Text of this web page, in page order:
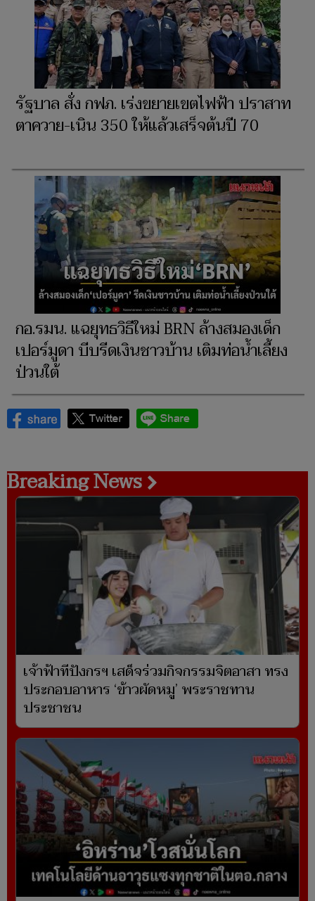
รัฐบาล สั่ง กฟภ. เร่งขยายเขตไฟฟ้า ปราสาท
ตาควาย-เนิน 350 ให้แล้วเสร็จต้นปี 70
กอ.รมน. แฉยุทธวิธีใหม่ BRN ล้างสมองเด็ก
เปอร์มูดา บีบรีดเงินชาวบ้าน เติมท่อน้ำเลี้ยง
ป่วนใต้
Breaking News
เจ้าฟ้าทีปังกรฯ เสด็จร่วมกิจกรรมจิตอาสา ทรง
ประกอบอาหาร ‘ข้าวผัดหมู’ พระราชทาน
ประชาชน